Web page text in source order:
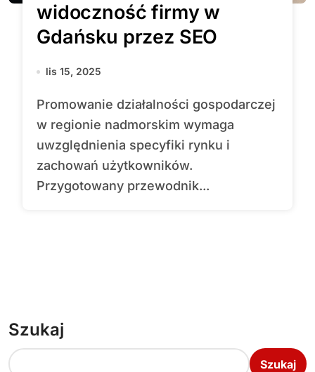
widoczność firmy w
Gdańsku przez SEO
lis 15, 2025
Promowanie działalności gospodarczej
w regionie nadmorskim wymaga
uwzględnienia specyfiki rynku i
zachowań użytkowników.
Przygotowany przewodnik...
Szukaj
Szukaj